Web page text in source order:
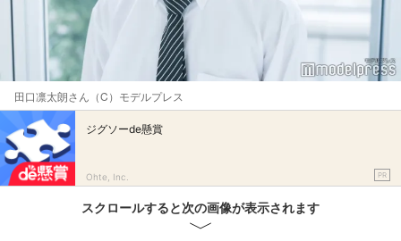
田口凛太朗さん（C）モデルプレス
ジグソーde懸賞
Ohte, Inc. PR
スクロールすると次の画像が表示されます